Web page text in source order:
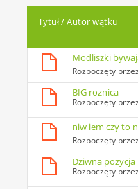
Tytuł/Autor wątku
Modliszki
Rozpoczęty przez
BIG roznica
Rozpoczęty przez
niw iem czy to
Rozpoczęty przez
Dziwna pozycja
Rozpoczęty przez